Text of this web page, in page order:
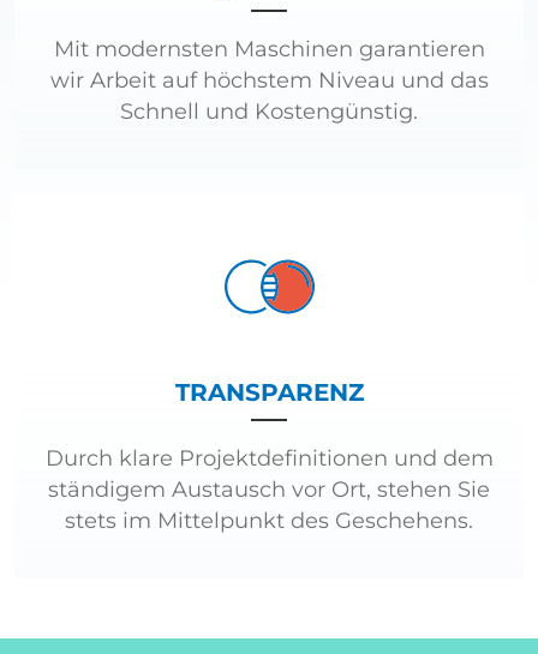
Mit modernsten Maschinen garantieren
wir Arbeit auf höchstem Niveau und das
Schnell und Kostengünstig.
TRANSPARENZ
Durch klare Projektdefinitionen und dem
ständigem Austausch vor Ort, stehen Sie
stets im Mittelpunkt des Geschehens.